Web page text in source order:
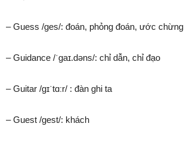
– Guess /ɡes/: đoán, phỏng đoán, ước chừng
– Guidance /ˈɡaɪ.dəns/: chỉ dẫn, chỉ đạo
– Guitar /ɡɪˈtɑːr/ : đàn ghi ta
– Guest /ɡest/: khách